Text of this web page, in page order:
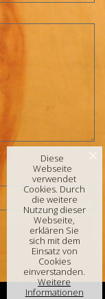
Diese
Webseite
verwendet
Cookies. Durch
die weitere
Nutzung dieser
Webseite,
erklären Sie
sich mit dem
Einsatz von
Cookies
einverstanden.
Weitere
Informationen